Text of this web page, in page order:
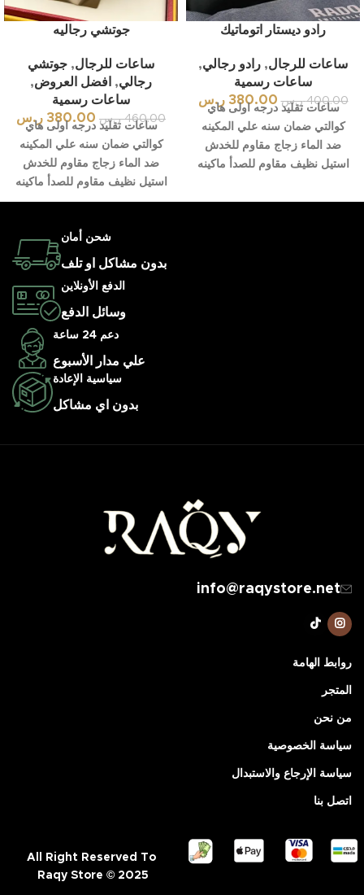
رادو ديستار اتوماتيك
ساعات للرجال, رادو رجالي,
ساعات رسمية
400.00 ر.س 380.00 ر.س
ساعات تقليد درجه اولى هاي
كوالتي ضمان سنه علي المكينه
ضد الماء زجاج مقاوم للخدش
استيل نظيف مقاوم للصدأ ماكينه
جوتشي رجاليه
ساعات للرجال, جوتشي
رجالي, افضل العروض,
ساعات رسمية
460.00 ر.س 380.00 ر.س
ساعات تقليد درجه اولى هاي
كوالتي ضمان سنه علي المكينه
ضد الماء زجاج مقاوم للخدش
استيل نظيف مقاوم للصدأ ماكينه
شحن أمان
بدون مشاكل او تلف
الدفع الأونلاين
وسائل الدفع
دعم 24 ساعة
علي مدار الأسبوع
سياسية الإعادة
بدون اي مشاكل
info@raqystore.net
روابط الهامة
المتجر
من نحن
سياسة الخصوصية
سياسة الإرجاع والاستبدال
اتصل بنا
All Right Reserved To
Raqy Store © 2025